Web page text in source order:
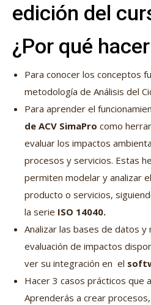
edición del
¿Por qué
Para conocer los conceptos
metodología de Análisis del
Para aprender el
de ACV SimaPro como
evaluar los impactos
procesos y servicios. Estas
permiten modelar y analizar
producto o servicios,
la serie ISO 14040.
Analizar las bases de datos
evaluación de impactos
ver su integración en el
Hacer 3 casos prácticos que
Aprenderás a crear